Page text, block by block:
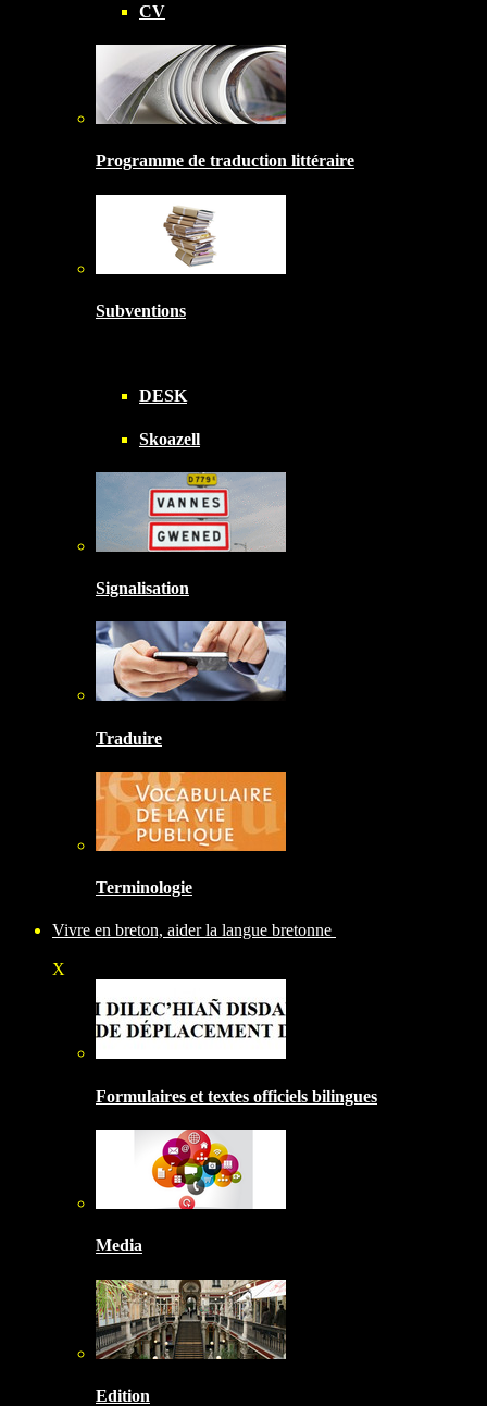
CV
Programme de traduction littéraire
Subventions
DESK
Skoazell
Signalisation
Traduire
Terminologie
Vivre en breton, aider la langue bretonne
X
Formulaires et textes officiels bilingues
Media
Edition